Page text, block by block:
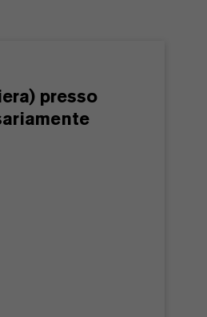
presso